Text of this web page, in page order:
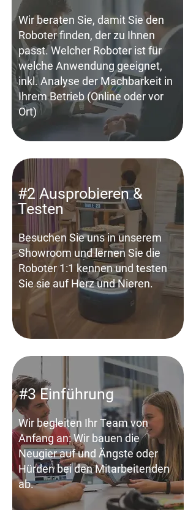
Wir beraten Sie, damit Sie den
Roboter finden, der zu Ihnen
passt. Welcher Roboter ist für
welche Anwendung geeignet,
inkl. Analyse der Machbarkeit in
Ihrem Betrieb (Online oder vor
Ort)
#2 Ausprobieren &
Testen
Besuchen Sie uns in unserem
Showroom und lernen Sie die
Roboter 1:1 kennen und testen
Sie sie auf Herz und Nieren.
Wir begleiten Ihr Team von
Anfang an: Wir bauen die
Neugier auf und Ängste oder
Hürden bei den Mitarbeitenden
ab.
#3 Einführung